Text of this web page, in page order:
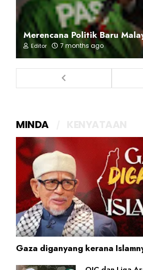
Merencana Politik Baru
Editor 7 months ago
MINDA
Gaza diganyang kerana